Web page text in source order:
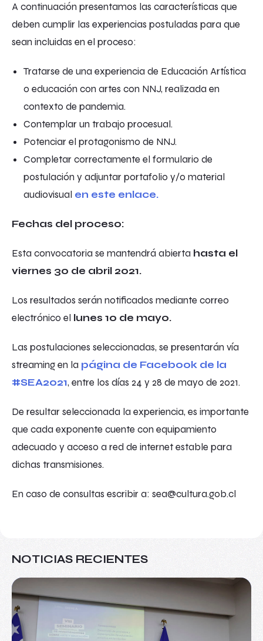
A continuación presentamos las características que
deben cumplir las experiencias postuladas para que
sean incluidas en el proceso:
Tratarse de una experiencia de Educación Artística
o educación con artes con NNJ, realizada en
contexto de pandemia.
Contemplar un trabajo procesual.
Potenciar el protagonismo de NNJ.
Completar correctamente el formulario de
postulación y adjuntar portafolio y/o material
audiovisual en este enlace.
Fechas del proceso:
Esta convocatoria se mantendrá abierta hasta el
viernes 30 de abril 2021.
Los resultados serán notificados mediante correo
electrónico el lunes 10 de mayo.
Las postulaciones seleccionadas, se presentarán vía
streamingen la página de Facebook de la
#SEA2021, entre los días 24 y 28 de mayo de 2021.
De resultar seleccionada la experiencia, es importante
que cada exponente cuente con equipamiento
adecuado y acceso a red de internet estable para
dichas transmisiones.
En caso de consultas escribir a: sea@cultura.gob.cl
NOTICIAS RECIENTES